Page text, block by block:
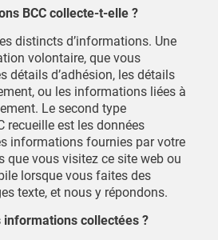
BCC collecte-t-elle ?
distincts d’informations. Une
volontaire, que vous
détails d’adhésion, les détails
ou les informations liées à
Le second type
recueille est les données
informations fournies par votre
que vous visitez ce site web ou
lorsque vous faites des
texte, et nous y répondons.
informations collectées ?